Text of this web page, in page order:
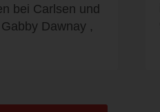
bei Carlsen und
Dawnay ,